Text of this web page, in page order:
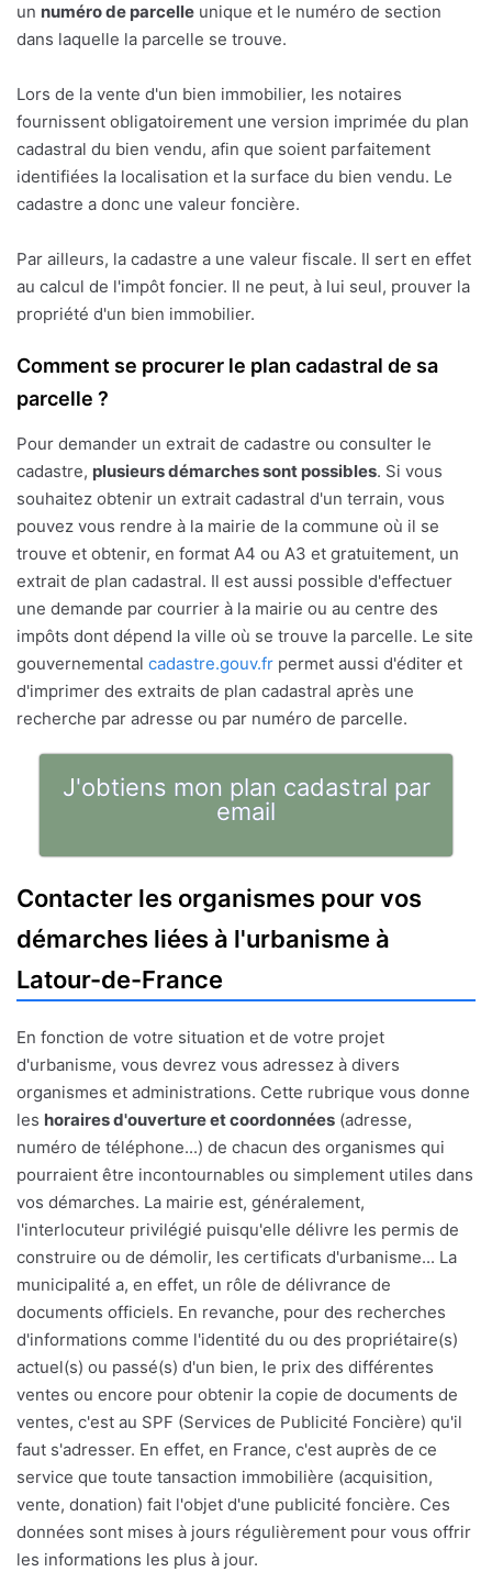
un numéro de parcelle unique et le numéro de section
dans laquelle la parcelle se trouve.
Lors de la vente d'un bien immobilier, les notaires
fournissent obligatoirement une version imprimée du plan
cadastral du bien vendu, afin que soient parfaitement
identifiées la localisation et la surface du bien vendu. Le
cadastre a donc une valeur foncière.
Par ailleurs, la cadastre a une valeur fiscale. Il sert en effet
au calcul de l'impôt foncier. Il ne peut, à lui seul, prouver la
propriété d'un bien immobilier.
Comment se procurer le plan cadastral de sa
parcelle ?
Pour demander un extrait de cadastre ou consulter le
cadastre, plusieurs démarches sont possibles. Si vous
souhaitez obtenir un extrait cadastral d'un terrain, vous
pouvez vous rendre à la mairie de la commune où il se
trouve et obtenir, en format A4 ou A3 et gratuitement, un
extrait de plan cadastral. Il est aussi possible d'effectuer
une demande par courrier à la mairie ou au centre des
impôts dont dépend la ville où se trouve la parcelle. Le site
gouvernemental cadastre.gouv.fr permet aussi d'éditer et
d'imprimer des extraits de plan cadastral après une
recherche par adresse ou par numéro de parcelle.
J'obtiens mon plan cadastral par
email
Contacter les organismes pour vos
démarches liées à l'urbanisme à
Latour-de-France
En fonction de votre situation et de votre projet
d'urbanisme, vous devrez vous adressez à divers
organismes et administrations. Cette rubrique vous donne
les horaires d'ouverture et coordonnées (adresse,
numéro de téléphone...) de chacun des organismes qui
pourraient être incontournables ou simplement utiles dans
vos démarches. La mairie est, généralement,
l'interlocuteur privilégié puisqu'elle délivre les permis de
construire ou de démolir, les certificats d'urbanisme... La
municipalité a, en effet, un rôle de délivrance de
documents officiels. En revanche, pour des recherches
d'informations comme l'identité du ou des propriétaire(s)
actuel(s) ou passé(s) d'un bien, le prix des différentes
ventes ou encore pour obtenir la copie de documents de
ventes, c'est au SPF (Services de Publicité Foncière) qu'il
faut s'adresser. En effet, en France, c'est auprès de ce
service que toute tansaction immobilière (acquisition,
vente, donation) fait l'objet d'une publicité foncière. Ces
données sont mises à jours régulièrement pour vous offrir
les informations les plus à jour.